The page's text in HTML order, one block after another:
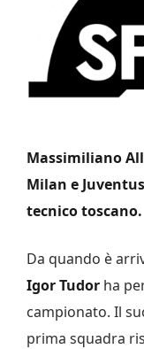
Massimiliano
Milan e
tecnico toscano.
Da quando è
Igor Tudor ha
campionato. Il
prima squadra